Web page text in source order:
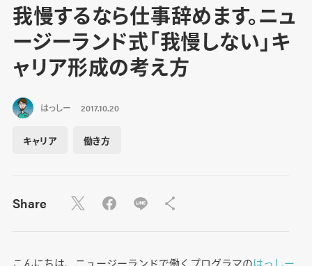
我慢するなら仕事辞めます。ニュ
ージーランド式「我慢しない」キ
ャリア形成の考え方
はっしー 2017.10.20
キャリア 働き方
Share